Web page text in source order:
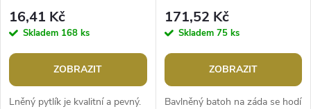
16,41 Kč
Skladem 168 ks
ZOBRAZIT
Lněný pytlík je kvalitní a pevný.
171,52 Kč
Skladem 75 ks
ZOBRAZIT
Bavlněný batoh na záda se hodí